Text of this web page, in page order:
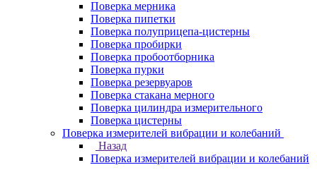
Поверка мерника
Поверка пипетки
Поверка полуприцепа-цистерны
Поверка пробирки
Поверка пробоотборника
Поверка пурки
Поверка резервуаров
Поверка стакана мерного
Поверка цилиндра измерительного
Поверка цистерны
Поверка измерителей вибрации и колебаний
Назад
Поверка измерителей вибрации и колебаний